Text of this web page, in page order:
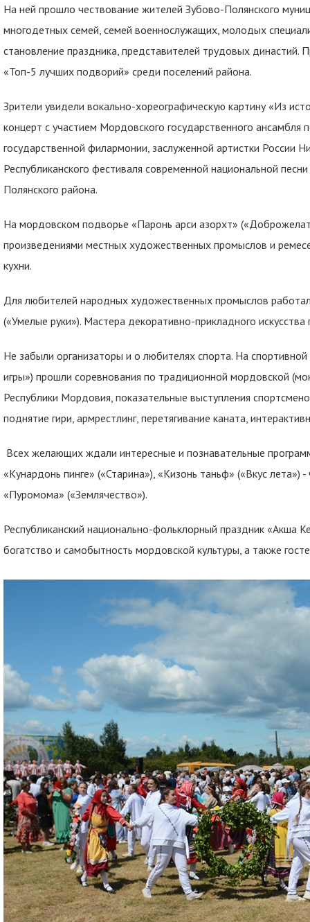
На ней прошло чествование жителей Зубово-Полянского
многодетных семей, семей военнослужащих, молодых
становление праздника, представителей трудовых династий.
«Топ-5 лучших подворий» среди поселений района.
Зрители увидели вокально-хореографическую картину «Из
концерт с участием Мордовского государственного
государственной филармонии, заслуженной артистки России
Республиканского фестиваля современной национальной
Полянского района.
На мордовском подворье «Паронь арси азорхт»
произведениями местных художественных промыслов и
кухни.
Для любителей народных художественных промыслов
(«Умелые руки»). Мастера декоративно-прикладного
Не забыли организаторы и о любителях спорта. На
игры») прошли соревнования по традиционной мордовской
Республики Мордовия, показательные выступления
поднятие гири, армрестлинг, перетягивание каната,
Всех желающих ждали интересные и познавательные
«Кунардонь пинге» («Старина»), «Кизонь таньф» («Вкус лета»)
«Пуромома» («Землячество»).
Республиканский национально-фольклорный праздник «Акша
богатство и самобытность мордовской культуры, а также